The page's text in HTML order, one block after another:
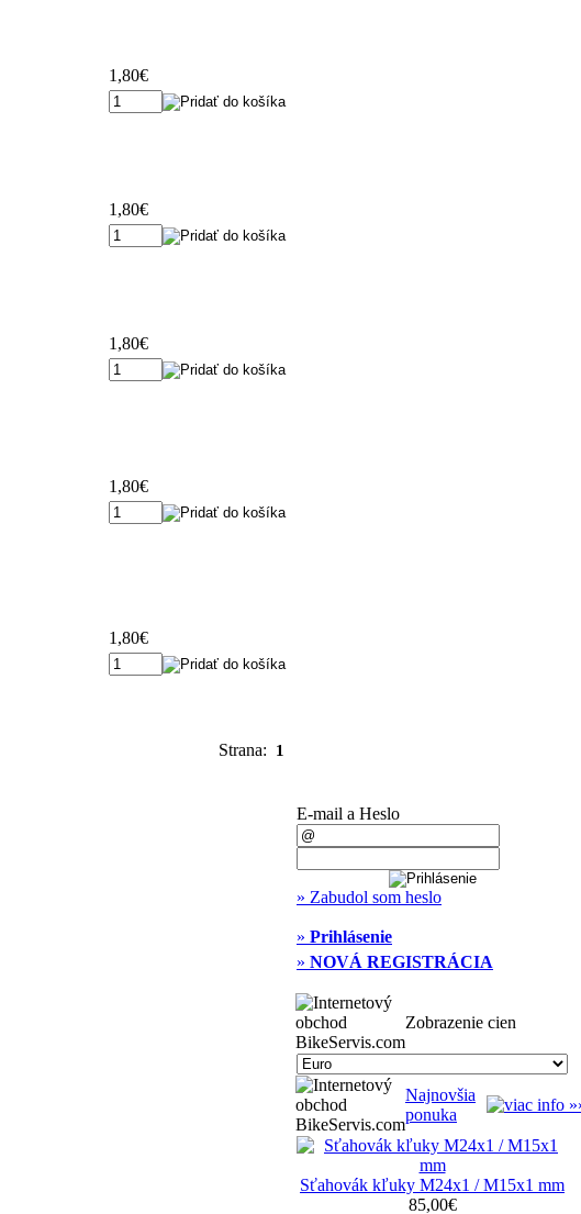
1,80€
1,80€
1,80€
1,80€
1,80€
Strana: 1
E-mail a Heslo
» Zabudol som heslo
» Prihlásenie
» NOVÁ REGISTRÁCIA
Zobrazenie cien
Najnovšia
ponuka
Sťahovák kľuky M24x1 / M15x1 mm
85,00€